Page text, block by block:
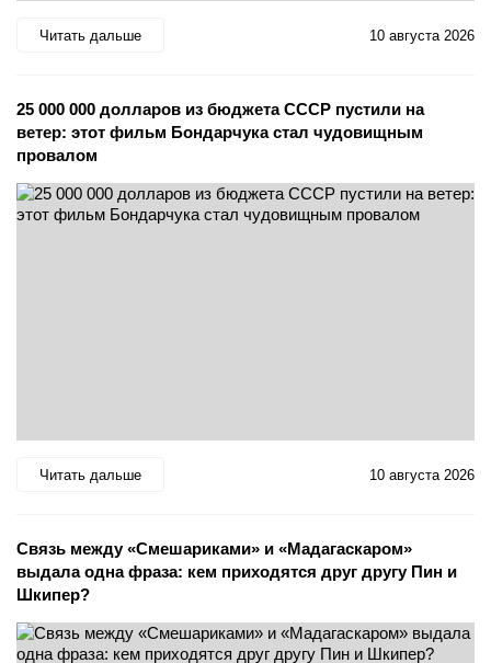
Читать дальше 10 августа 2026
25 000 000 долларов из бюджета СССР пустили на
ветер: этот фильм Бондарчука стал чудовищным
провалом
Читать дальше 10 августа 2026
Связь между «Смешариками» и «Мадагаскаром»
выдала одна фраза: кем приходятся друг другу Пин и
Шкипер?